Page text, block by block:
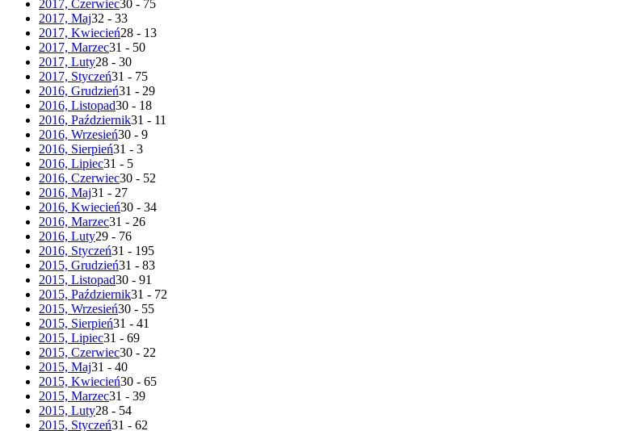
2017, Czerwiec30 - 75
2017, Maj32 - 33
2017, Kwiecień28 - 13
2017, Marzec31 - 50
2017, Luty28 - 30
2017, Styczeń31 - 75
2016, Grudzień31 - 29
2016, Listopad30 - 18
2016, Październik31 - 11
2016, Wrzesień30 - 9
2016, Sierpień31 - 3
2016, Lipiec31 - 5
2016, Czerwiec30 - 52
2016, Maj31 - 27
2016, Kwiecień30 - 34
2016, Marzec31 - 26
2016, Luty29 - 76
2016, Styczeń31 - 195
2015, Grudzień31 - 83
2015, Listopad30 - 91
2015, Październik31 - 72
2015, Wrzesień30 - 55
2015, Sierpień31 - 41
2015, Lipiec31 - 69
2015, Czerwiec30 - 22
2015, Maj31 - 40
2015, Kwiecień30 - 65
2015, Marzec31 - 39
2015, Luty28 - 54
2015, Styczeń31 - 62